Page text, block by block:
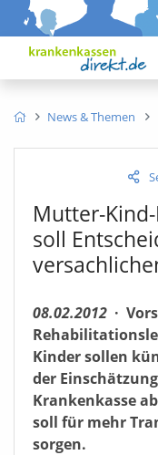
News & Themen
Mutter-
soll
08.02.2012 ·
Kinder sollen
der
Krankenkasse
soll für mehr
sorgen.